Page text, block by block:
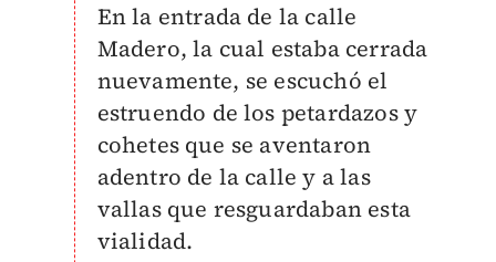
En la entrada de la calle
Madero, la cual estaba cerrada
nuevamente, se escuchó el
estruendo de los petardazos y
cohetes que se aventaron
adentro de la calle y a las
vallas que resguardaban esta
vialidad.